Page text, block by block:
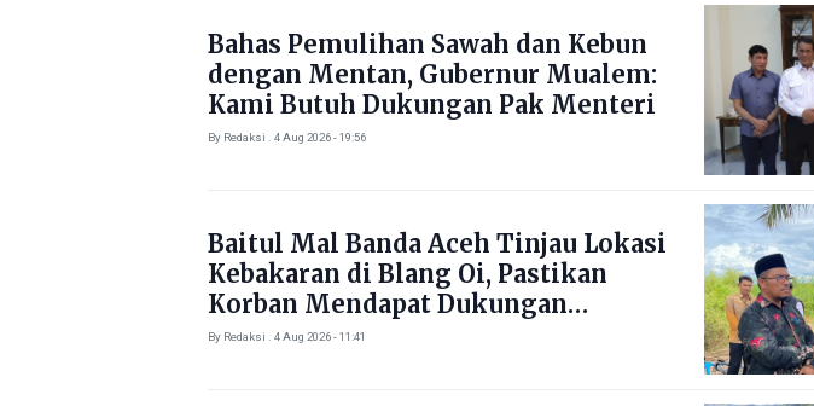
Bahas Pemulihan Sawah dan Kebun
dengan Mentan, Gubernur Mualem:
Kami Butuh Dukungan Pak Menteri
By Redaksi . 4 Aug 2026 - 19:56
Baitul Mal Banda Aceh Tinjau Lokasi
Kebakaran di Blang Oi, Pastikan
Korban Mendapat Dukungan
Kebutuhan Pokok
By Redaksi . 4 Aug 2026 - 11:41